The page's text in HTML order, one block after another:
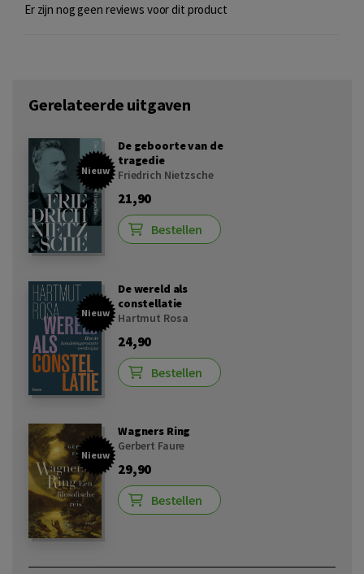
Er zijn nog geen reviews voor dit product
Gerelateerde uitgaven
Nieuw
De geboorte van de
tragedie
Friedrich Nietzsche
21,90
Bestellen
Nieuw
De wereld als
constellatie
Hartmut Rosa
24,90
Bestellen
Nieuw
Wagners Ring
Gerbert Faure
29,90
Bestellen